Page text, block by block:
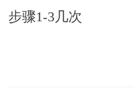
步骤1-3几次